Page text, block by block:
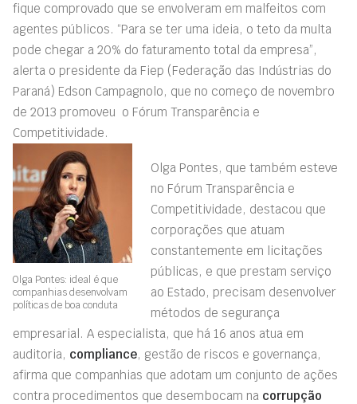
fique comprovado que se envolveram em malfeitos com
agentes públicos. “Para se ter uma ideia, o teto da multa
pode chegar a 20% do faturamento total da empresa”,
alerta o presidente da Fiep (Federação das Indústrias do
Paraná) Edson Campagnolo, que no começo de novembro
de 2013 promoveu o Fórum Transparência e
Competitividade.
Olga Pontes: ideal é que
companhias desenvolvam
políticas de boa conduta
Olga Pontes, que também esteve
no Fórum Transparência e
Competitividade, destacou que
corporações que atuam
constantemente em licitações
públicas, e que prestam serviço
ao Estado, precisam desenvolver
métodos de segurança
empresarial. A especialista, que há 16 anos atua em
auditoria, compliance, gestão de riscos e governança,
afirma que companhias que adotam um conjunto de ações
contra procedimentos que desembocam na corrupção